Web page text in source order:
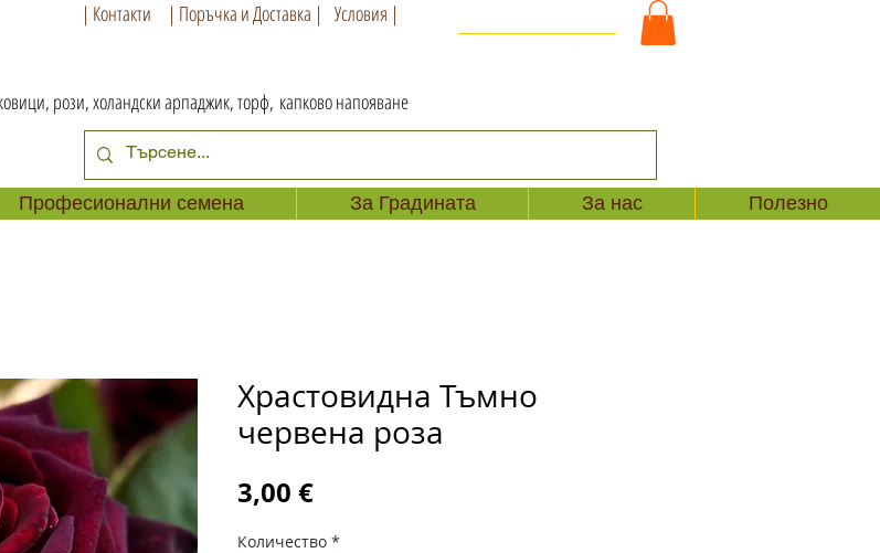
рози, холандски арпаджик, торф, капково напояване
| Поръчка и Доставка |
| Контакти Условия |
Професионални семена За Градината За нас Полезно
Храстовидна Тъмно
червена роза
3,00 €Цена
Количество *